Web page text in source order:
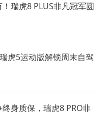
瑞虎8 PLUS非凡冠军圆
虎5运动版解锁周末自驾
身质保，瑞虎8 PRO非